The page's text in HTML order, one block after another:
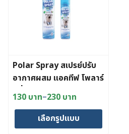
Polar Spray สเปรย์ปรับ
อากาศผสม แอคทีฟ โพลาร์
กลิ่นยูคาลิปตัส
130 บาท–230 บาท
Price
range:
130 บาท
เลือกรูปแบบ